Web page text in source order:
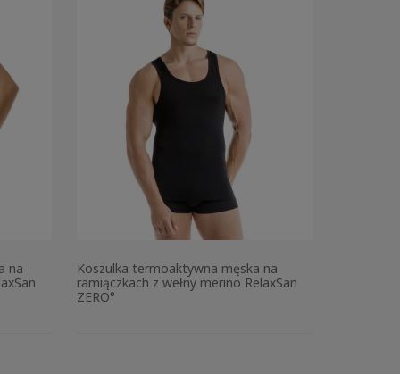
na
Koszulka termoaktywna męska na
ramiączkach z wełny merino RelaxSan
ZERO°